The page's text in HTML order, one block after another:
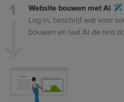
Website bouwen met AI
Log in, beschrijf wat voor
bouwen en laat AI de rest